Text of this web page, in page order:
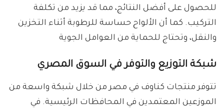
للحصول على أفضل النتائج، مما قد يزيد من تكلفة
التركيب. كما أن الألواح حساسة للرطوبة أثناء التخزين
والنقل، وتحتاج للحماية من العوامل الجوية
شبكة التوزيع والتوفر في السوق المصري
تتوفر منتجات كناوف في مصر من خلال شبكة واسعة من
الموزعين المعتمدين في المحافظات الرئيسية. في